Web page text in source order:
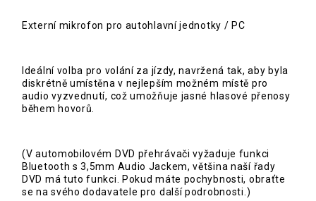
Externí mikrofon pro autohlavní jednotky / PC
Ideální volba pro volání za jízdy, navržená tak, aby byla
diskrétně umístěna v nejlepším možném místě pro
audio vyzvednutí, což umožňuje jasné hlasové přenosy
během hovorů.
(V automobilovém DVD přehrávači vyžaduje funkci
Bluetooth s 3,5mm Audio Jackem, většina naší řady
DVD má tuto funkci. Pokud máte pochybnosti, obraťte
se na svého dodavatele pro další podrobnosti.)